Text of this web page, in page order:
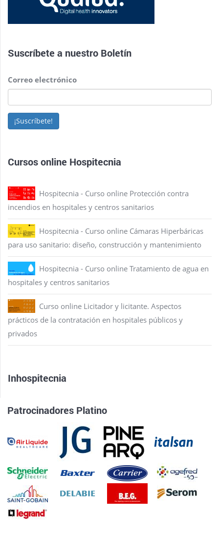
Suscríbete a nuestro Boletín
Correo electrónico
¡Suscríbete!
Cursos online Hospitecnia
Hospitecnia - Curso online Protección contra
incendios en hospitales y centros sanitarios
Hospitecnia - Curso online Cámaras Hiperbáricas
para uso sanitario: diseño, construcción y mantenimiento
Hospitecnia - Curso online Tratamiento de agua en
hospitales y centros sanitarios
Curso online Licitador y licitante. Aspectos
prácticos de la contratación en hospitales públicos y
privados
Inhospitecnia
Patrocinadores Platino